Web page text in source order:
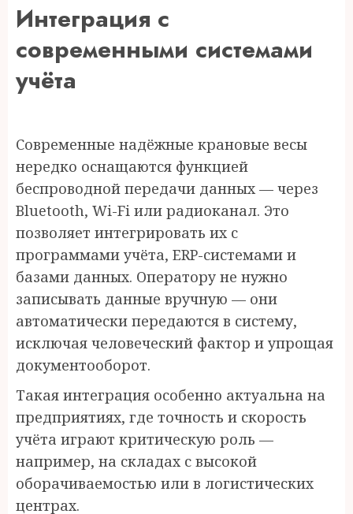
Интеграция с
современными системами
учёта
Современные надёжные крановые весы
нередко оснащаются функцией
беспроводной передачи данных — через
Bluetooth, Wi-Fi или радиоканал. Это
позволяет интегрировать их с
программами учёта, ERP-системами и
базами данных. Оператору не нужно
записывать данные вручную — они
автоматически передаются в систему,
исключая человеческий фактор и упрощая
документооборот.
Такая интеграция особенно актуальна на
предприятиях, где точность и скорость
учёта играют критическую роль —
например, на складах с высокой
оборачиваемостью или в логистических
центрах.